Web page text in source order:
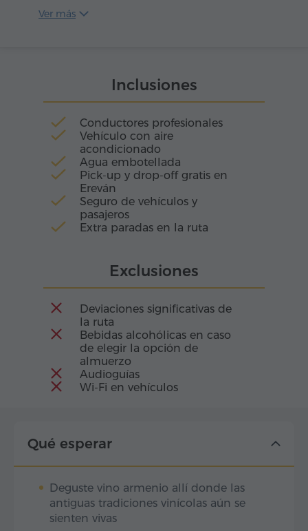
convirtió en arquitecta. En lugar de casas
Ver más
Inclusiones
Conductores profesionales
Vehículo con aire
acondicionado
Agua embotellada
Pick-up y drop-off gratis en
Ereván
Seguro de vehículos y
pasajeros
Extra paradas en la ruta
Exclusiones
Deviaciones significativas de
la ruta
Bebidas alcohólicas en caso
de elegir la opción de
almuerzo
Audioguías
Wi-Fi en vehículos
Qué esperar
Deguste vino armenio allí donde las
antiguas tradiciones vinícolas aún se
sienten vivas